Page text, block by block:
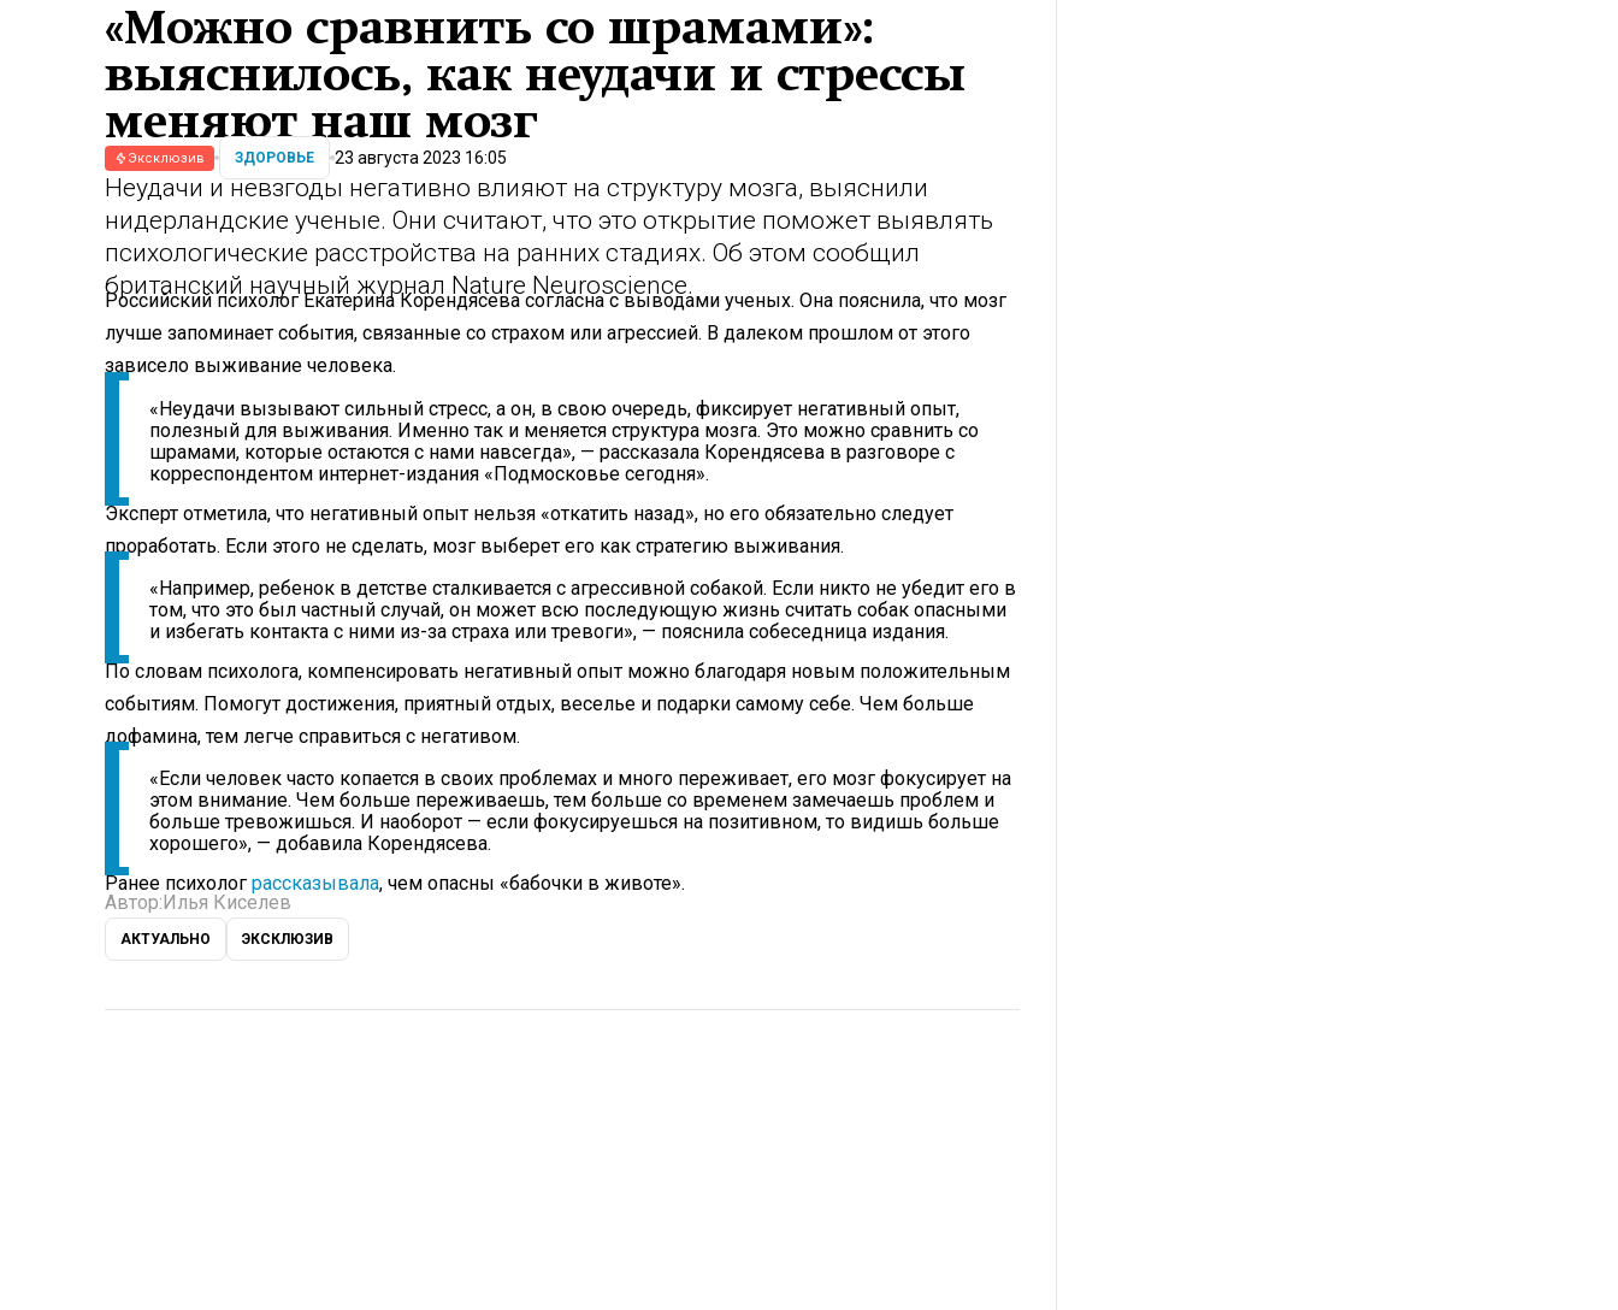
«Можно сравнить со шрамами»:
выяснилось, как неудачи и стрессы
меняют наш мозг
Эксклюзив ЗДОРОВЬЕ 23 августа 2023 16:05
Неудачи и невзгоды негативно влияют на структуру мозга, выяснили
нидерландские ученые. Они считают, что это открытие поможет выявлять
психологические расстройства на ранних стадиях. Об этом сообщил
британский научный журнал Nature Neuroscience.
Российский психолог Екатерина Корендясева согласна с выводами ученых. Она пояснила, что мозг
лучше запоминает события, связанные со страхом или агрессией. В далеком прошлом от этого
зависело выживание человека.
«Неудачи вызывают сильный стресс, а он, в свою очередь, фиксирует негативный опыт,
полезный для выживания. Именно так и меняется структура мозга. Это можно сравнить со
шрамами, которые остаются с нами навсегда», — рассказала Корендясева в разговоре с
корреспондентом интернет-издания «Подмосковье сегодня».
Эксперт отметила, что негативный опыт нельзя «откатить назад», но его обязательно следует
проработать. Если этого не сделать, мозг выберет его как стратегию выживания.
«Например, ребенок в детстве сталкивается с агрессивной собакой. Если никто не убедит его в
том, что это был частный случай, он может всю последующую жизнь считать собак опасными
и избегать контакта с ними из-за страха или тревоги», — пояснила собеседница издания.
По словам психолога, компенсировать негативный опыт можно благодаря новым положительным
событиям. Помогут достижения, приятный отдых, веселье и подарки самому себе. Чем больше
дофамина, тем легче справиться с негативом.
«Если человек часто копается в своих проблемах и много переживает, его мозг фокусирует на
этом внимание. Чем больше переживаешь, тем больше со временем замечаешь проблем и
больше тревожишься. И наоборот — если фокусируешься на позитивном, то видишь больше
хорошего», — добавила Корендясева.
Ранее психолог рассказывала, чем опасны «бабочки в животе».
Автор: Илья Киселев
АКТУАЛЬНО ЭКСКЛЮЗИВ